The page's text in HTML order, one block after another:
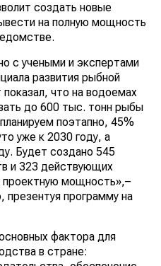
создать новые
на полную мощность
с учеными и экспертами
развития рыбной
что на водоемах
до 600 тыс. тонн рыбы
поэтапно, 45%
уже к 2030 году, а
Будет создано 545
и 323 действующих
проектную мощность»,–
программу на
фактора для
в стране: